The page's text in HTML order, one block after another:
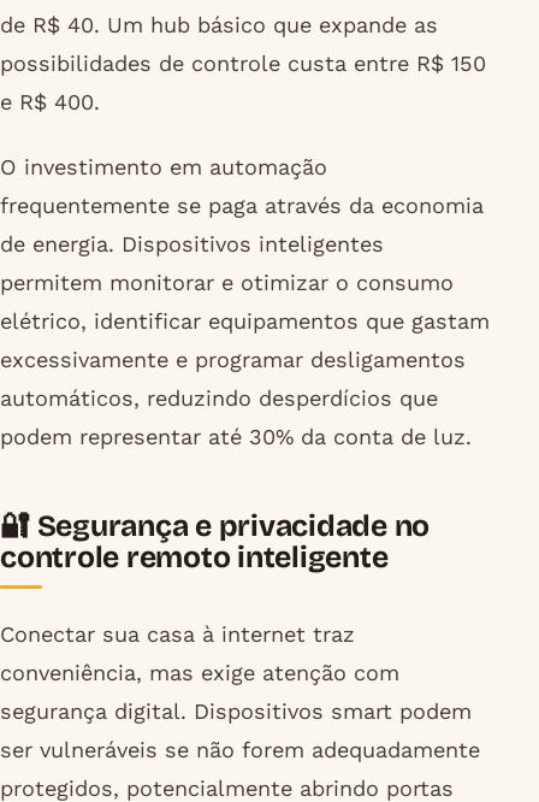
de R$ 40. Um hub básico que expande as
possibilidades de controle custa entre R$ 150
e R$ 400.
O investimento em automação
frequentemente se paga através da economia
de energia. Dispositivos inteligentes
permitem monitorar e otimizar o consumo
elétrico, identificar equipamentos que gastam
excessivamente e programar desligamentos
automáticos, reduzindo desperdícios que
podem representar até 30% da conta de luz.
🔐 Segurança e privacidade no
controle remoto inteligente
Conectar sua casa à internet traz
conveniência, mas exige atenção com
segurança digital. Dispositivos smart podem
ser vulneráveis se não forem adequadamente
protegidos, potencialmente abrindo portas